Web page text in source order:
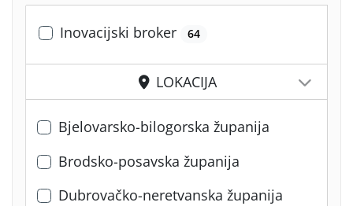
Inovacijski broker 64
LOKACIJA
Bjelovarsko-bilogorska županija
Brodsko-posavska županija
Dubrovačko-neretvanska županija